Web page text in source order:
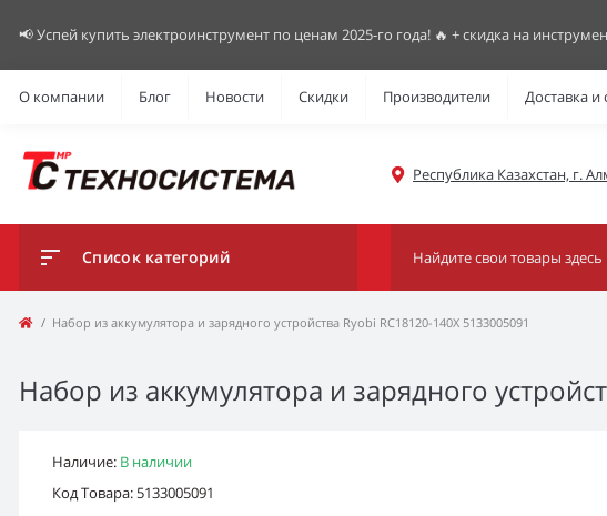
📢 Успей купить электроинструмент по ценам 2025-го года! 🔥 + скидка на
О компании Блог Новости Скидки Производители Доставка и
Республика Казахстан, г.
Список категорий
Набор из аккумулятора и зарядного устройства Ryobi RC18120-140X 5133005091
Набор из аккумулятора и зарядного
Наличие: В наличии
Код Товара: 5133005091